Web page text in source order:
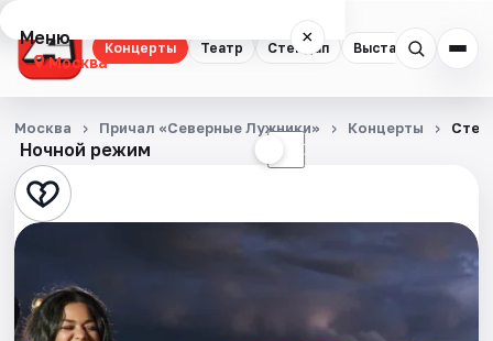
Концерты Театр Стендап Выставки
Меню ×
Москва
Концерты
Театр
Стендап
Квесты
Ночной режим ☾
Москва Причал «Северные Лужники» Концерты